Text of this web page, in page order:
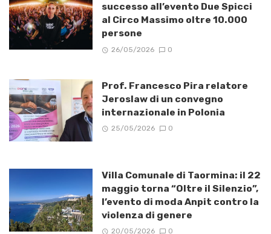
successo all’evento Due Spicci
al Circo Massimo oltre 10.000
persone
26/05/2026 0
Prof. Francesco Pira relatore
Jeroslaw di un convegno
internazionale in Polonia
25/05/2026 0
Villa Comunale di Taormina: il 22
maggio torna “Oltre il Silenzio”,
l’evento di moda Anpit contro la
violenza di genere
20/05/2026 0